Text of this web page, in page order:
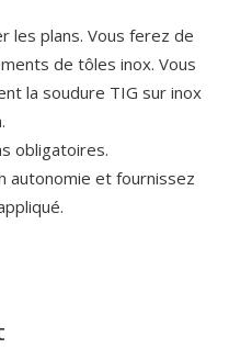
les plans. Vous ferez de
de tôles inox. Vous
la soudure TIG sur inox
obligatoires.
autonomie et fournissez